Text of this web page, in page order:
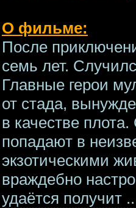
О фильме:
После
семь лет.
Главные герои
от стада,
в качестве
попадают в
экзотическими
враждебно
удаётся получит